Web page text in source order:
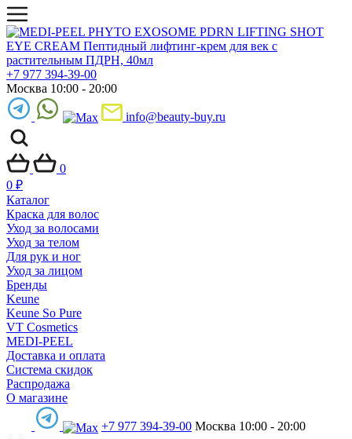
+7 977 394-39-00
Москва 10:00 - 20:00
info@beauty-buy.ru
0
0 ₽
Каталог
Краска для волос
Уход за волосами
Уход за телом
Для рук и ног
Уход за лицом
Бренды
Keune
Keune So Pure
VT Cosmetics
MEDI-PEEL
Доставка и оплата
Система скидок
Распродажа
О магазине
+7 977 394-39-00 Москва 10:00 - 20:00